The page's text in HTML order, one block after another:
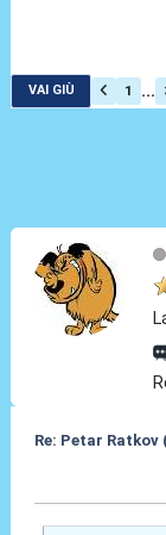
VAI GIÙ 1 ...
Re: Petar